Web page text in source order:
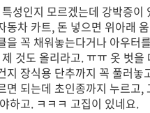
성인지 모르겠는데 강박증이
동차 카트, 돈 넣으면 위아래
을 꼭 채워놓는다거나 아우터
것도 올리라고. ㅠㅠ 옷 벗을
지 장식용 단추까지 꼭 풀러놓
면 되는데 초인종까지 누르고,
하고. ㅋㅋㅋ 고집이 있네요.